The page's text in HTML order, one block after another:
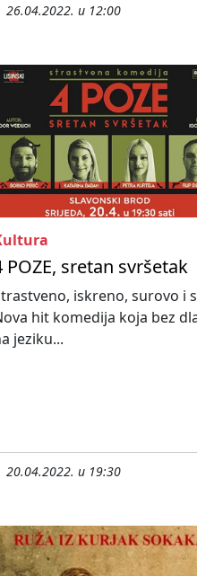
26.04.2022. u 12:00
POZE, sretan svršetak
iskreno, surovo i
hit komedija koja bez
jeziku...
20.04.2022. u 19:30